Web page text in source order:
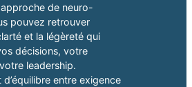
de neuro-
pouvez retrouver
et la légèreté qui
décisions, votre
leadership.
d’équilibre entre exigence